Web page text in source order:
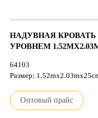
НАДУВНАЯ
УРОВНЕМ
64103
Размер:
Оптовый прайс